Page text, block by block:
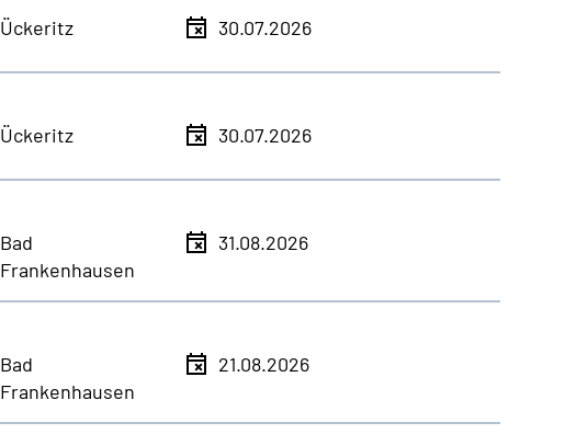
Ückeritz 30.07.2026
Ückeritz 30.07.2026
Bad
Frankenhausen
31.08.2026
Bad
Frankenhausen
21.08.2026